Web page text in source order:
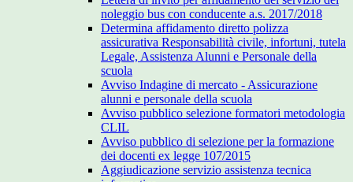
noleggio bus con conducente a.s. 2017/2018
Determina affidamento diretto polizza
assicurativa Responsabilità civile, infortuni, tutela
Legale, Assistenza Alunni e Personale della
scuola
Avviso Indagine di mercato - Assicurazione
alunni e personale della scuola
Avviso pubblico selezione formatori metodologia
CLIL
Avviso pubblico di selezione per la formazione
dei docenti ex legge 107/2015
Aggiudicazione servizio assistenza tecnica